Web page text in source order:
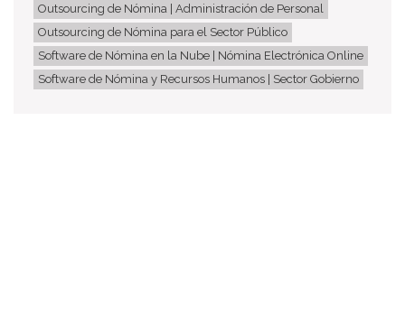
Outsourcing de Nómina | Administración de Personal
Outsourcing de Nómina para el Sector Público
Software de Nómina en la Nube | Nómina Electrónica Online
Software de Nómina y Recursos Humanos | Sector Gobierno